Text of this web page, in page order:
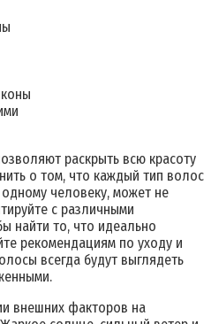
раскрыть всю красоту
о том, что каждый тип волос
человеку, может не
с различными
найти то, что идеально
рекомендациям по уходу и
всегда будут выглядеть
внешних факторов на